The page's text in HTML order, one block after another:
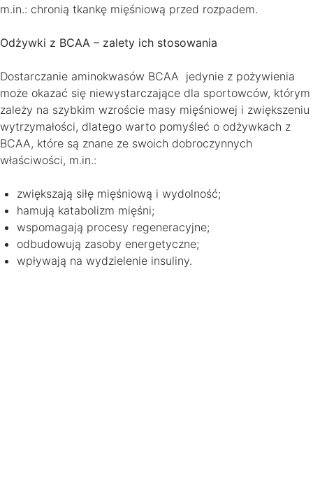
m.in.: chronią tkankę mięśniową przed rozpadem.
Odżywki z BCAA – zalety ich stosowania
Dostarczanie aminokwasów BCAA jedynie z pożywienia
może okazać się niewystarczające dla sportowców, którym
zależy na szybkim wzroście masy mięśniowej i zwiększeniu
wytrzymałości, dlatego warto pomyśleć o odżywkach z
BCAA, które są znane ze swoich dobroczynnych
właściwości, m.in.:
zwiększają siłę mięśniową i wydolność;
hamują katabolizm mięśni;
wspomagają procesy regeneracyjne;
odbudowują zasoby energetyczne;
wpływają na wydzielenie insuliny.